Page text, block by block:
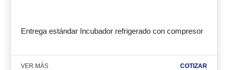
Entrega estándar Incubador refrigerado con compresor
VER MÁS COTIZAR